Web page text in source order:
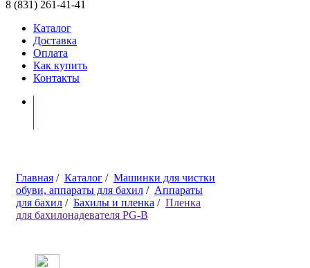
8 (831) 261-41-41
Каталог
Доставка
Оплата
Как купить
Контакты
Главная / Каталог / Машинки для чистки
обуви, аппараты для бахил / Аппараты
для бахил / Бахилы и пленка / Пленка
для бахилонадевателя PG-B